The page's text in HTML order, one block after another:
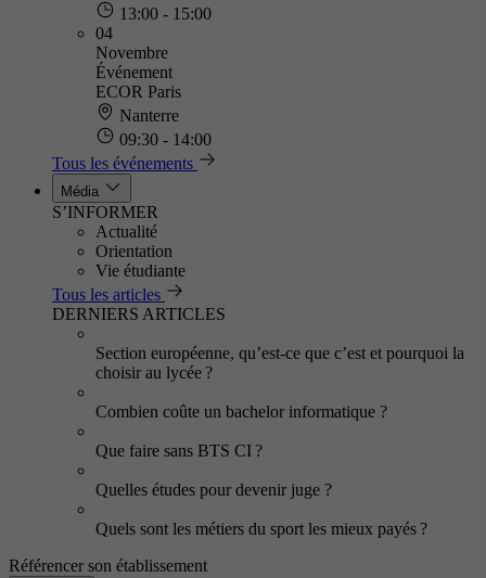
13:00 - 15:00
04
Novembre
Événement
ECOR Paris
Nanterre
09:30 - 14:00
Tous les événements
Média
S’INFORMER
Actualité
Orientation
Vie étudiante
Tous les articles
DERNIERS ARTICLES
Section européenne, qu’est-ce que c’est et pourquoi la
choisir au lycée ?
Combien coûte un bachelor informatique ?
Que faire sans BTS CI ?
Quelles études pour devenir juge ?
Quels sont les métiers du sport les mieux payés ?
Référencer son établissement